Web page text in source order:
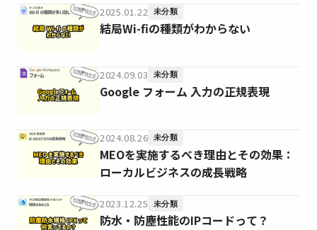
2025.01.22 未分類
結局Wi-fiの種類がわからない
2024.09.03 未分類
Google フォーム 入力の正規表現
2024.08.26 未分類
MEOを実施するべき理由とその効果：
ローカルビジネスの成長戦略
2023.12.25 未分類
防水・防塵性能のIPコードって？